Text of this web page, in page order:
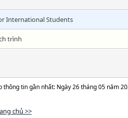
International Students
trình
thông tin gần nhất: Ngày 26 tháng 05 năm
chủ >>